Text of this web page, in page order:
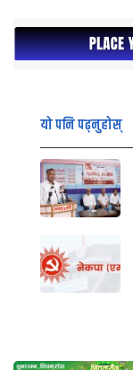
यो पनि पढ्नुहोस्